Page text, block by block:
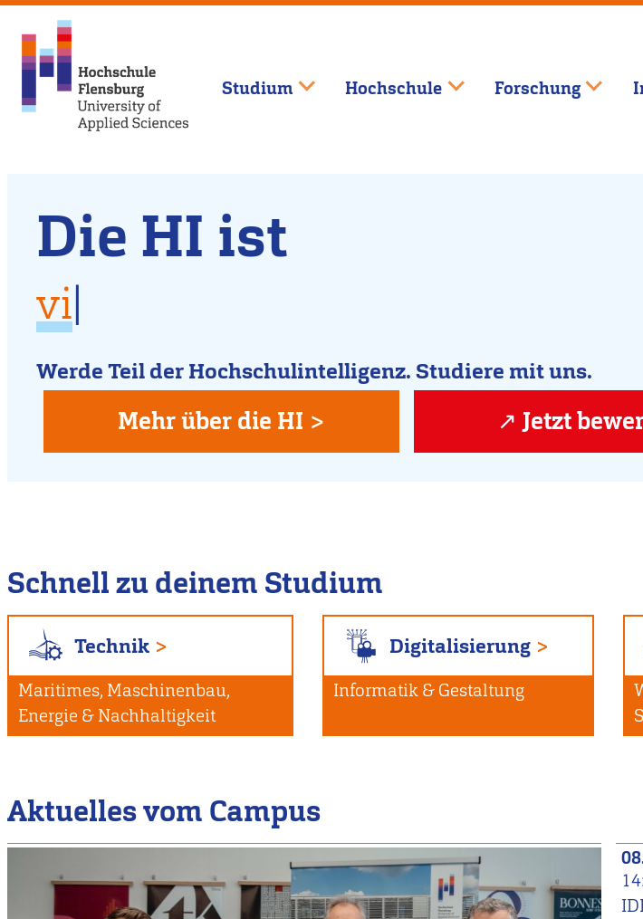
Studium Hochschule Forschung
Willkommen
an
der
Hochschule
Flensburg
Die HI ist
vielfältig
für Dich da
für
Werde Teil der Hochschulintelligenz.Studiere mit uns.
Mehr über die HI > Jetzt
Schnell zu deinem Studium
Technik
Maritimes, Maschinenbau,
Energie & Nachhaltigkeit
Digitalisierung
Informatik & Gestaltung
Aktuelles vom Campus